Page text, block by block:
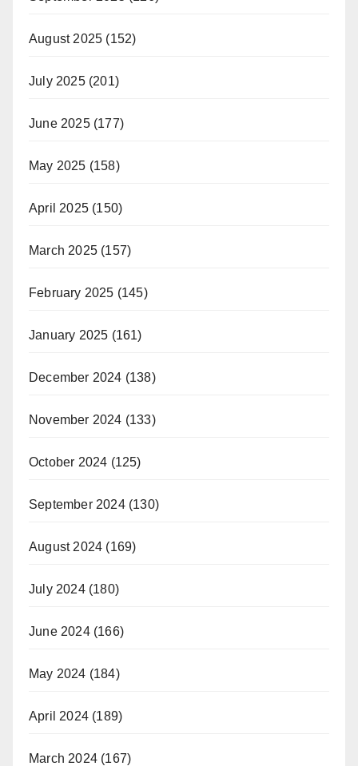
August 2025 (152)
July 2025(201)
June 2025(177)
May 2025 (158)
April 2025 (150)
March 2025 (157)
February 2025 (145)
January 2025 (161)
December 2024 (138)
November 2024 (133)
October 2024 (125)
September 2024(130)
August 2024 (169)
July 2024(180)
June 2024(166)
May 2024 (184)
April 2024 (189)
March 2024 (167)